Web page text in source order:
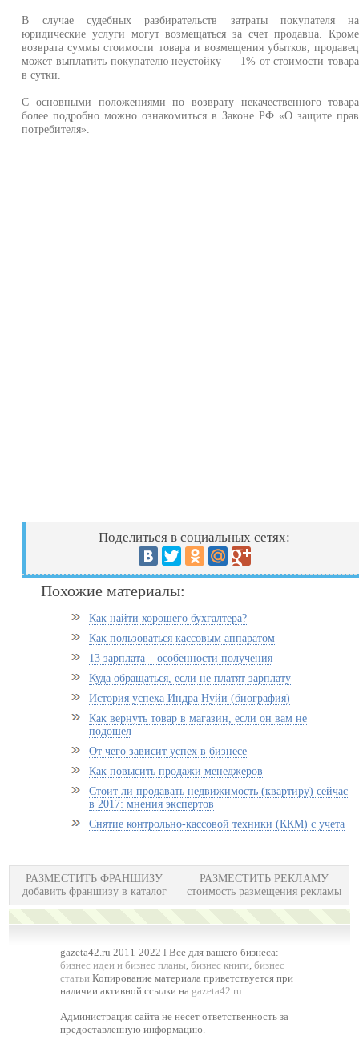
В случае судебных разбирательств затраты покупателя на
юридические услуги могут возмещаться за счет продавца. Кроме
возврата суммы стоимости товара и возмещения убытков, продавец
может выплатить покупателю неустойку — 1% от стоимости товара
в сутки.
С основными положениями по возврату некачественного товара
более подробно можно ознакомиться в Законе РФ «О защите прав
потребителя».
Поделиться в социальных сетях:
Похожие материалы:
Как найти хорошего бухгалтера?
Как пользоваться кассовым аппаратом
13 зарплата – особенности получения
Куда обращаться, если не платят зарплату
История успеха Индра Нуйи (биография)
Как вернуть товар в магазин, если он вам не
подошел
От чего зависит успех в бизнесе
Как повысить продажи менеджеров
Стоит ли продавать недвижимость (квартиру) сейчас
в 2017: мнения экспертов
Снятие контрольно-кассовой техники (ККМ) с учета
РАЗМЕСТИТЬ ФРАНШИЗУ
добавить франшизу в каталог
РАЗМЕСТИТЬ РЕКЛАМУ
стоимость размещения рекламы
gazeta42.ru 2011-2022 l Все для вашего бизнеса:
бизнес идеи и бизнес планы,бизнес книги,бизнес
статьи Копирование материала приветствуется при
наличии активной ссылки на gazeta42.ru
Администрация сайта не несет ответственность за
предоставленную информацию.